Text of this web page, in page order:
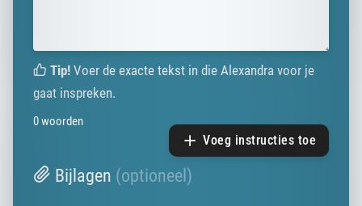
Tip! Voer de exacte tekst in die Alexandra voor je
gaat inspreken.
0woorden
Voeg instructies toe
Bijlagen (optioneel)